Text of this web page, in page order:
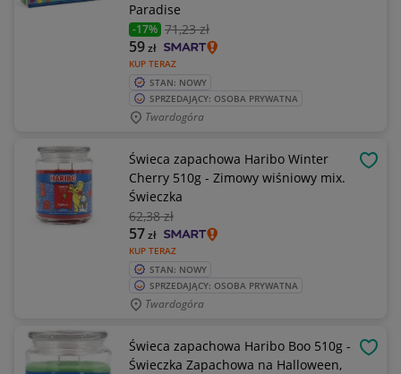
Paradise
-17% 71,23 zł
KUP TERAZ
59zł
STAN: NOWY
SPRZEDAJĄCY: OSOBA PRYWATNA
Twardogóra
Świeca zapachowa Haribo Winter
Cherry 510g - Zimowy wiśniowy mix.
Świeczka
62,38 zł
KUP TERAZ
57zł
STAN: NOWY
SPRZEDAJĄCY: OSOBA PRYWATNA
Twardogóra
Świeca zapachowa Haribo Boo 510g -
Świeczka Zapachowa na Halloween,